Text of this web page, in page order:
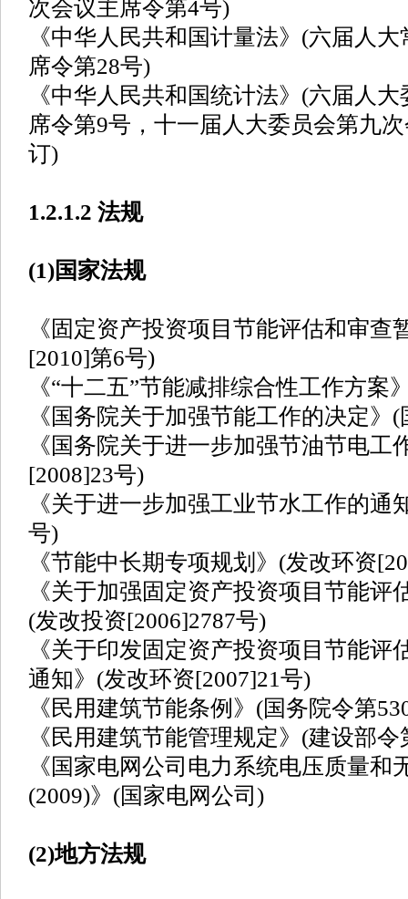
次会议主席令第4号)
《中华人民共和国计量法》(六届人
席令第28号)
《中华人民共和国统计法》(六届人
席令第9号，十一届人大委员会第九
订)
1.2.1.2 法规
(1)国家法规
《固定资产投资项目节能评估和审查
[2010]第6号)
《“十二五”节能减排综合性工作方案
《国务院关于加强节能工作的决定》
《国务院关于进一步加强节油节电工
[2008]23号)
《关于进一步加强工业节水工作的通
号)
《节能中长期专项规划》(发改环资
《关于加强固定资产投资项目节能评
(发改投资[2006]2787号)
《关于印发固定资产投资项目节能评
通知》(发改环资[2007]21号)
《民用建筑节能条例》(国务院令第
《民用建筑节能管理规定》(建设部令
《国家电网公司电力系统电压质量和
(2009)》(国家电网公司)
(2)地方法规